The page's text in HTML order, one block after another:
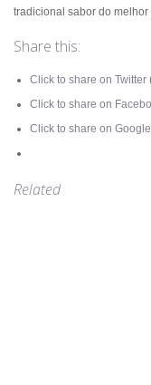
tradicional sabor do
Share this:
Click to share on
Click to share on
Click to share on
Related